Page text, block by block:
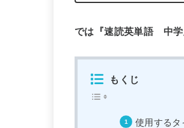
では『速読英単語 中学
もくじ
使用するタ